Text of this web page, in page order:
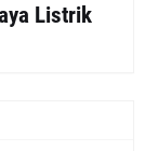
Listrik